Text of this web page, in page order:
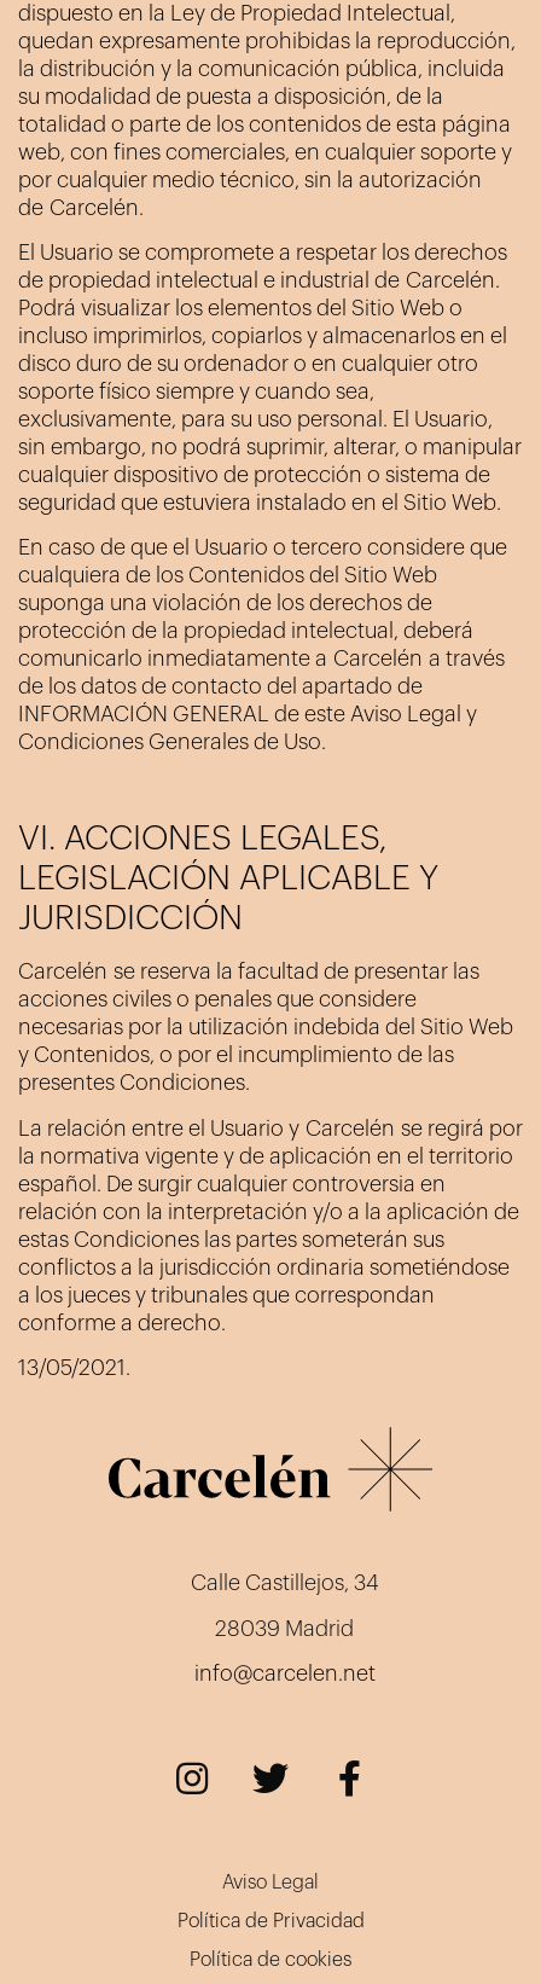
dispuesto en la Ley de Propiedad Intelectual,
quedan expresamente prohibidas la reproducción,
la distribución y la comunicación pública, incluida
su modalidad de puesta a disposición, de la
totalidad o parte de los contenidos de esta página
web, con fines comerciales, en cualquier soporte y
por cualquier medio técnico, sin la autorización
de Carcelén.
El Usuario se compromete a respetar los derechos
de propiedad intelectual e industrial de Carcelén.
Podrá visualizar los elementos del Sitio Web o
incluso imprimirlos, copiarlos y almacenarlos en el
disco duro de su ordenador o en cualquier otro
soporte físico siempre y cuando sea,
exclusivamente, para su uso personal. El Usuario,
sin embargo, no podrá suprimir, alterar, o manipular
cualquier dispositivo de protección o sistema de
seguridad que estuviera instalado en el Sitio Web.
En caso de que el Usuario o tercero considere que
cualquiera de los Contenidos del Sitio Web
suponga una violación de los derechos de
protección de la propiedad intelectual, deberá
comunicarlo inmediatamente a Carcelén a través
de los datos de contacto del apartado de
INFORMACIÓN GENERAL de este Aviso Legal y
Condiciones Generales de Uso.
VI. ACCIONES LEGALES,
LEGISLACIÓN APLICABLE Y
JURISDICCIÓN
Carcelén se reserva la facultad de presentar las
acciones civiles o penales que considere
necesarias por la utilización indebida del Sitio Web
y Contenidos, o por el incumplimiento de las
presentes Condiciones.
La relación entre el Usuario y Carcelén se regirá por
la normativa vigente y de aplicación en el territorio
español. De surgir cualquier controversia en
relación con la interpretación y/o a la aplicación de
estas Condiciones las partes someterán sus
conflictos a la jurisdicción ordinaria sometiéndose
a los jueces y tribunales que correspondan
conforme a derecho.
13/05/2021.
Calle Castillejos, 34
28039 Madrid
info@carcelen.net
Aviso Legal
Política de Privacidad
Política de cookies